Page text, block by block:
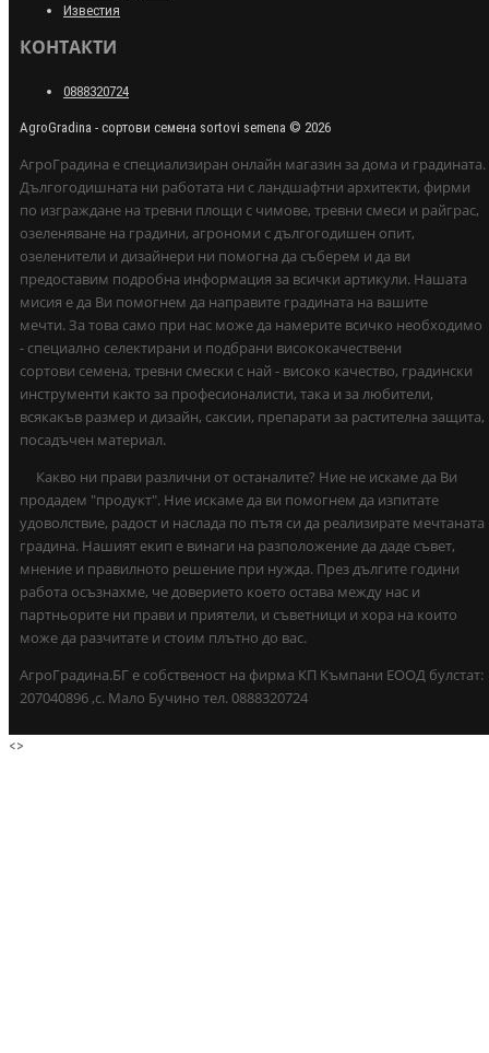
Известия
КОНТАКТИ
0888320724
AgroGradina - сортови семена sortovi semena © 2026
АгроГрадина е специализиран онлайн магазин за дома и градината.
Дългогодишната ни работата ни с ландшафтни архитекти, фирми
по изграждане на тревни площи с чимове, тревни смеси и райграс,
озеленяване на градини, агрономи с дългогодишен опит,
озеленители и дизайнери ни помогна да съберем и да ви
предоставим подробна информация за всички артикули. Нашата
мисия е да Ви помогнем да направите градината на вашите
мечти. За това само при нас може да намерите всичко необходимо
- специално селектирани и подбрани висококачествени
сортови семена, тревни смески с най - високо качество, градински
инструменти както за професионалисти, така и за любители,
всякакъв размер и дизайн, саксии, препарати за растителна защита,
посадъчен материал.
Какво ни прави различни от останалите? Ние не искаме да Ви
продадем "продукт". Ние искаме да ви помогнем да изпитате
удоволствие, радост и наслада по пътя си да реализирате мечтаната
градина. Нашият екип е винаги на разположение да даде съвет,
мнение и правилното решение при нужда. През дългите години
работа осъзнахме, че доверието което остава между нас и
партньорите ни прави и приятели, и съветници и хора на които
може да разчитате и стоим плътно до вас.
АгроГрадина.БГ е собственост на фирма КП Къмпани ЕООД булстат:
207040896 ,с. Мало Бучино тел. 0888320724
<>